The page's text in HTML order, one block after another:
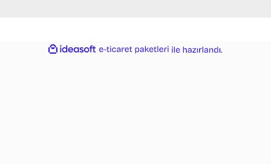
ideasoft
e-